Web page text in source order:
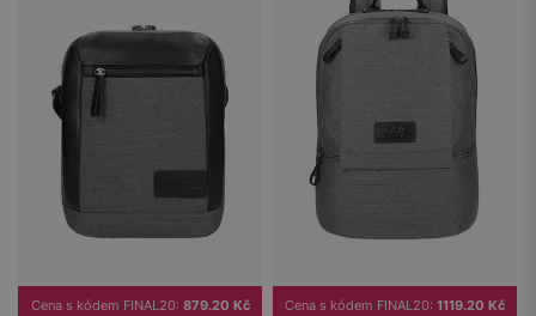
Cena s kódem FINAL20: 879.20 Kč Cena s kódem FINAL20: 1119.20 Kč